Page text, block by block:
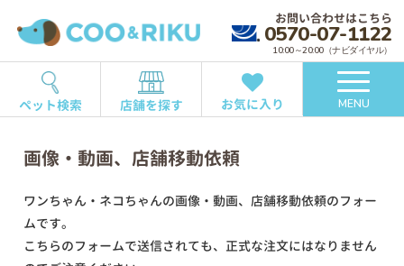
お問い合わせはこちら
0570-07-1122
10:00～20:00（ナビダイヤル）
ペット検索 店舗を探す お気に入り MENU
画像・動画、店舗移動依頼
ワンちゃん・ネコちゃんの画像・動画、店舗移動依頼のフォー
ムです。
こちらのフォームで送信されても、正式な注文にはなりません